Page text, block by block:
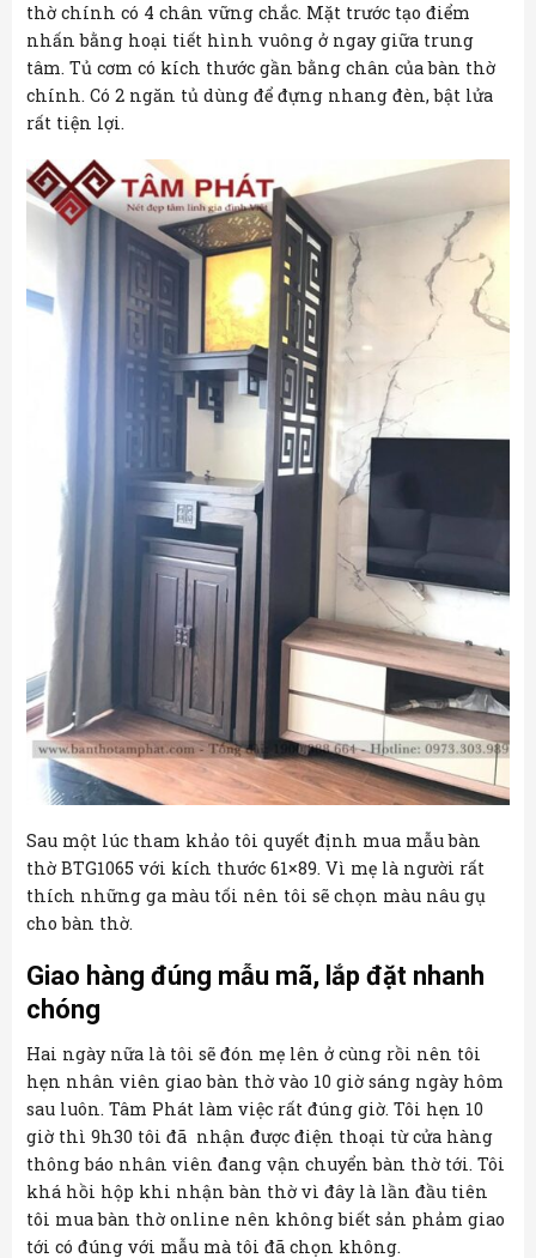
thờ chính có 4 chân vững chắc. Mặt trước tạo điểm
nhấn bằng hoại tiết hình vuông ở ngay giữa trung
tâm. Tủ cơm có kích thước gần bằng chân của bàn thờ
chính. Có 2 ngăn tủ dùng để đựng nhang đèn, bật lửa
rất tiện lợi.
Sau một lúc tham khảo tôi quyết định mua mẫu bàn
thờ BTG1065 với kích thước 61×89. Vì mẹ là người rất
thích những ga màu tối nên tôi sẽ chọn màu nâu gụ
cho bàn thờ.
Giao hàng đúng mẫu mã, lắp đặt nhanh
chóng
Hai ngày nữa là tôi sẽ đón mẹ lên ở cùng rồi nên tôi
hẹn nhân viên giao bàn thờ vào 10 giờ sáng ngày hôm
sau luôn. Tâm Phát làm việc rất đúng giờ. Tôi hẹn 10
giờ thì 9h30 tôi đã nhận được điện thoại từ cửa hàng
thông báo nhân viên đang vận chuyển bàn thờ tới. Tôi
khá hồi hộp khi nhận bàn thờ vì đây là lần đầu tiên
tôi mua bàn thờ online nên không biết sản phảm giao
tới có đúng với mẫu mà tôi đã chọn không.